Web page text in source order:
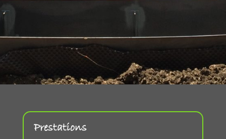
Prestations